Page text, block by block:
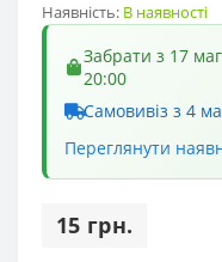
Наявність: В наявності
Забрати з 17
20:00
Самовивіз з 4
Переглянути
15 грн.